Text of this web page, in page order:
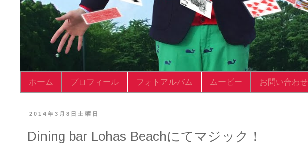
ホーム プロフィール フォトアルバム ムービー お問い合わせ
2014年3月8日土曜日
Dining bar Lohas Beachにてマジック！